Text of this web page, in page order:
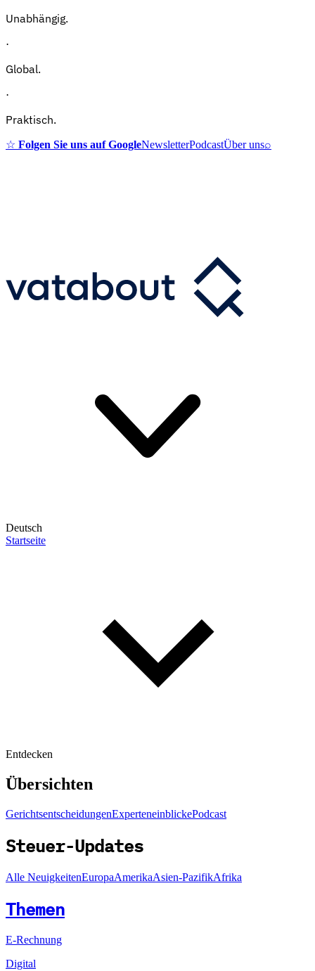
Unabhängig.
·
Global.
·
Praktisch.
☆ Folgen Sie uns auf GoogleNewsletterPodcastÜber uns⌕
Deutsch
Startseite
Entdecken
Übersichten
GerichtsentscheidungenExperteneinblickePodcast
Steuer-Updates
Alle NeuigkeitenEuropaAmerikaAsien-PazifikAfrika
Themen
E-Rechnung
Digital